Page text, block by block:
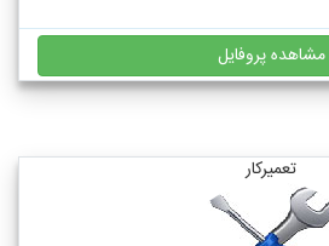
مشاهده پروفایل
تعمیرکار